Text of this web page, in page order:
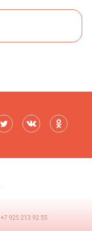
+7 925 213 92 55